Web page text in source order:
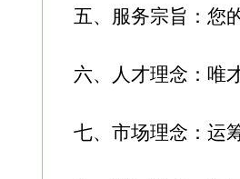
五、服务宗旨：您
六、人才理念：唯
七、市场理念：运